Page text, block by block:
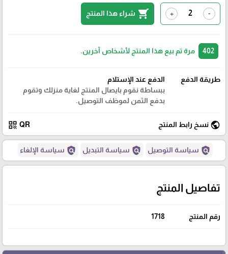
-
+
shopping_cart شراء هذا المنتج
مرة تم بيع هذا المنتج لأشخاص آخرين.
طريقة الدفع
الدفع عند الإستلام
ببساطة نقوم بايصال المنتج لغاية منزلك وتقوم
بدفع الثمن لموظف التوصيل.
public نسخ رابط المنتج QR
qr_code
policy سياسة التوصيل policy سياسة التبديل policy سياسة الإلغاء
تفاصيل المنتج
رقم المنتج 1718